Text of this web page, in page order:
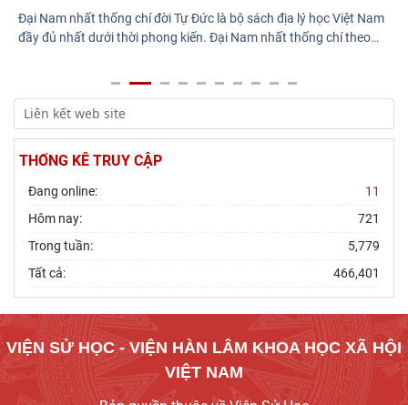
Đại Nam nhất thống chí đời Tự Đức là bộ sách địa lý học Việt Nam
đầy đủ nhất dưới thời phong kiến. Đại Nam nhất thống chí theo…
THỐNG KÊ TRUY CẬP
Đang online:
11
Hôm nay:
721
Trong tuần:
5,779
Tất cả:
466,401
VIỆN SỬ HỌC - VIỆN HÀN LÂM KHOA HỌC XÃ HỘI
VIỆT NAM